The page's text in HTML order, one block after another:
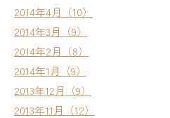
2014年4月（10）
2014年3月（9）
2014年2月（8）
2014年1月（9）
2013年12月（9）
2013年11月（12）